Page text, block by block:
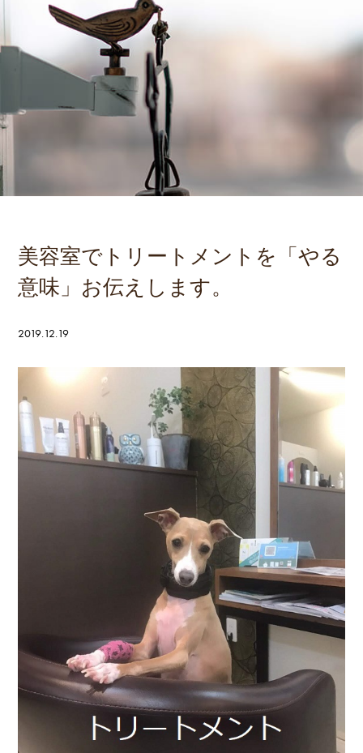
美容室でトリートメントを「やる
意味」お伝えします。
2019.12.19